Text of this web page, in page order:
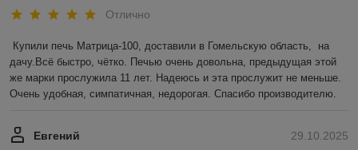
Отлично
Купили печь Матрица-100, доставили в Гомельскую область,  на
дачу.Всё быстро, чётко. Печью очень довольна, предыдущая этой
же марки прослужила 11 лет. Надеюсь и эта прослужит не меньше.
Очень удобная, симпатичная, недорогая. Спасибо производителю.
29.10.2025
Евгений